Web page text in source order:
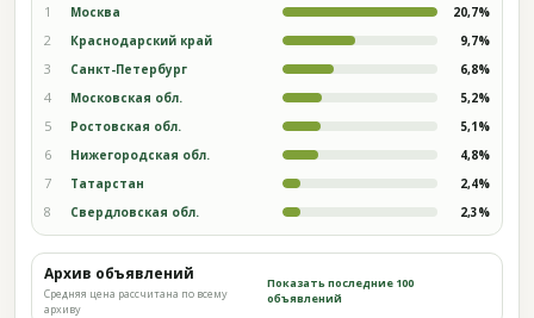
1 Москва 20,7%
2 Краснодарский край 9,7%
3 Санкт-Петербург 6,8%
4 Московская обл. 5,2%
5 Ростовская обл. 5,1%
6 Нижегородская обл. 4,8%
7 Татарстан 2,4%
8 Свердловская обл. 2,3%
Архив объявлений
Средняя цена рассчитана по всему
архиву
Показать последние 100
объявлений